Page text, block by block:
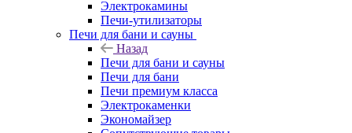
Электрокамины
Печи-утилизаторы
Печи для бани и сауны
Назад
Печи для бани и сауны
Печи для бани
Печи премиум класса
Электрокаменки
Экономайзер